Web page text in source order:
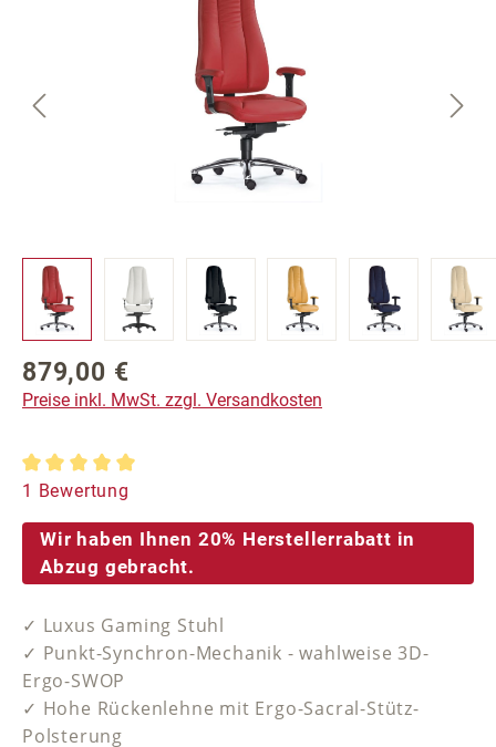
Regulärer Preis:
879,00 €
Preise inkl. MwSt. zzgl. Versandkosten
Durchschnittliche Bewertung von 5 von 5 Sternen
1 Bewertung
Wir haben Ihnen 20% Herstellerrabatt in
Abzug gebracht.
✓ Luxus Gaming Stuhl
✓ Punkt-Synchron-Mechanik - wahlweise 3D-
Ergo-SWOP
✓ Hohe Rückenlehne mit Ergo-Sacral-Stütz-
Polsterung